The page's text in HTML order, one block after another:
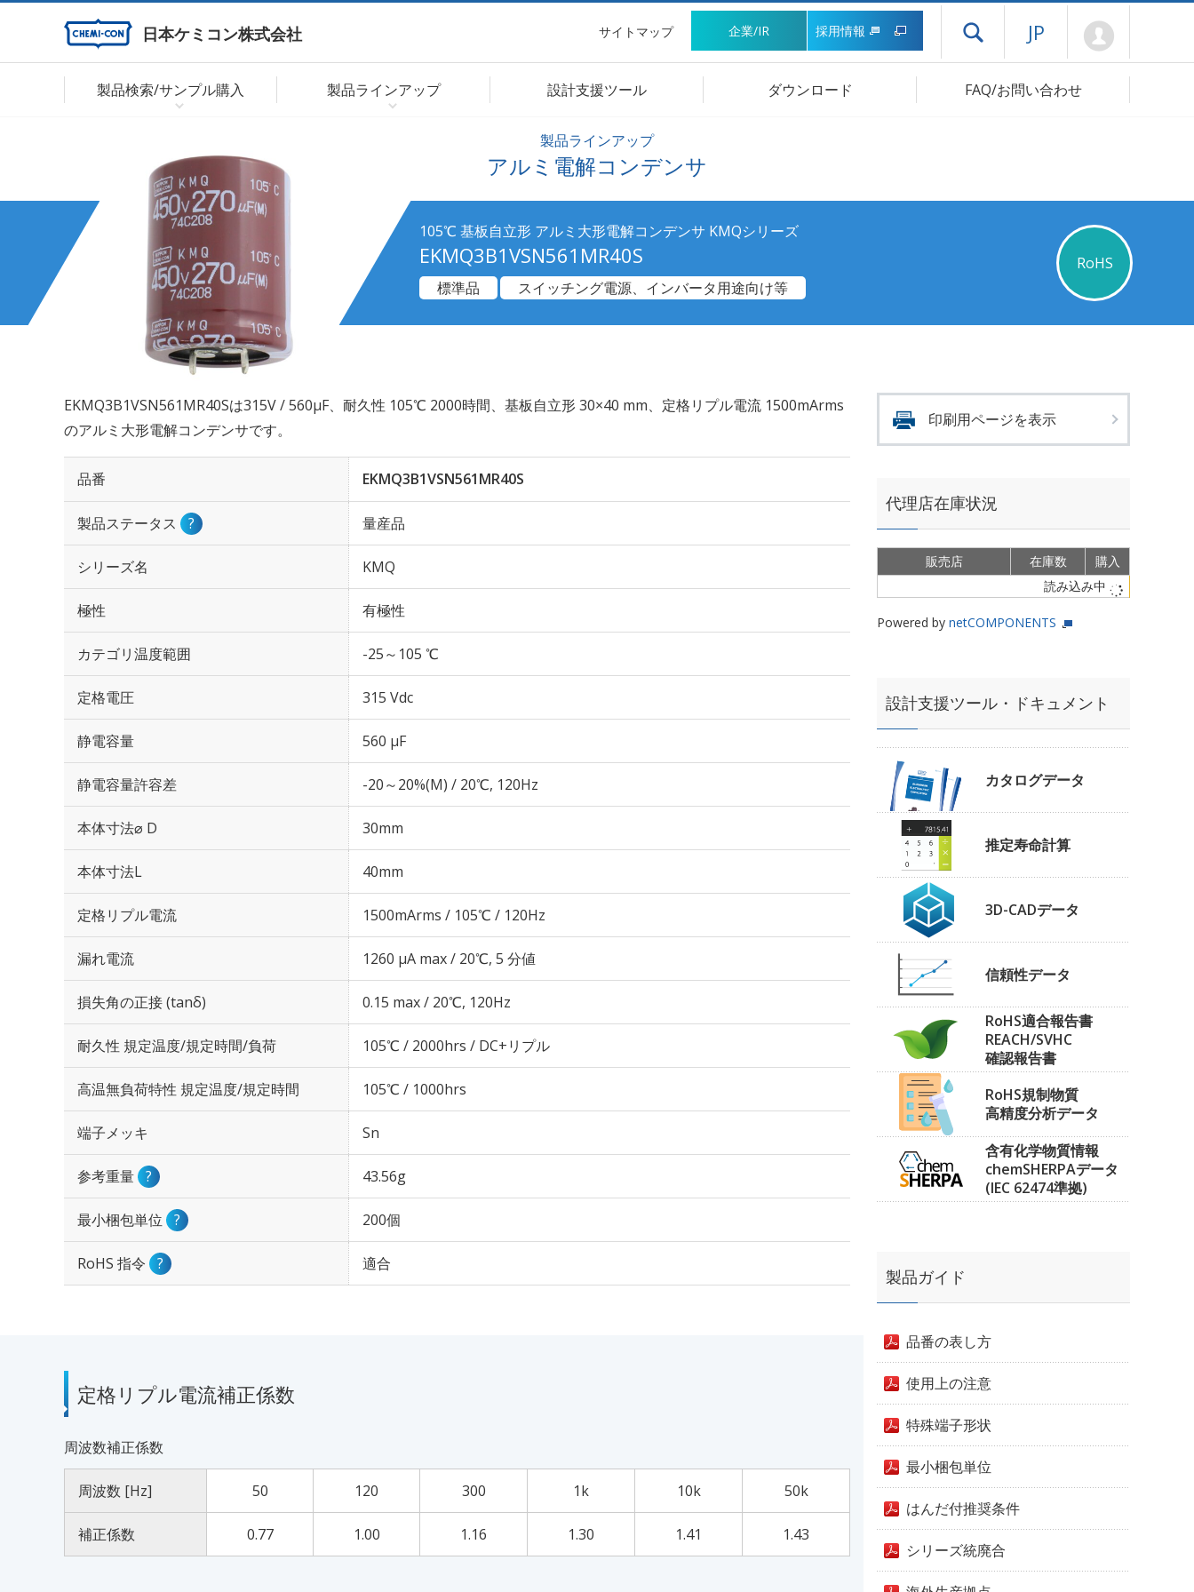
日本ケミコン株式会社 サイトマップ 企業/IR 採用情報 ドロワーメニューを開く
JP
製品検索/サンプル購入 製品ラインアップ 設計支援ツール ダウンロード FAQ/お問い合わせ
製品ラインアップ
アルミ電解コンデンサ
105℃ 基板自立形 アルミ大形電解コンデンサ KMQシリーズ
EKMQ3B1VSN561MR40S
RoHS
標準品
スイッチング電源、インバータ用途向け等
EKMQ3B1VSN561MR40Sは315V / 560µF、耐久性 105℃ 2000時間、基板自立形 30×40 mm、定格リプル電流 1500mArms
のアルミ大形電解コンデンサです。
品番 EKMQ3B1VSN561MR40S
製品ステータス ? 量産品
シリーズ名 KMQ
極性 有極性
カテゴリ温度範囲 -25～105 ℃
定格電圧 315 Vdc
静電容量 560 µF
静電容量許容差 -20～20%(M) / 20℃, 120Hz
本体寸法⌀ D 30mm
本体寸法L 40mm
定格リプル電流 1500mArms / 105℃ / 120Hz
漏れ電流 1260 μA max / 20℃, 5 分値
損失角の正接 (tanδ) 0.15 max / 20℃, 120Hz
耐久性 規定温度/規定時間/負荷 105℃ / 2000hrs / DC+リプル
高温無負荷特性 規定温度/規定時間 105℃ / 1000hrs
端子メッキ Sn
参考重量 ? 43.56g
最小梱包単位 ? 200個
RoHS 指令 ? 適合
定格リプル電流補正係数
周波数補正係数
周波数 [Hz] 50 120 300 1k 10k 50k
補正係数 0.77 1.00 1.16 1.30 1.41 1.43
印刷用ページを表示
代理店在庫状況
販売店 在庫数
購入
読み込み中
Powered by netCOMPONENTS
設計支援ツール・ドキュメント
カタログデータ
推定寿命計算
3D-CADデータ
信頼性データ
RoHS適合報告書
REACH/SVHC
確認報告書
RoHS規制物質
高精度分析データ
含有化学物質情報
chemSHERPAデータ
(IEC 62474準拠)
製品ガイド
品番の表し方
使用上の注意
特殊端子形状
最小梱包単位
はんだ付推奨条件
シリーズ統廃合